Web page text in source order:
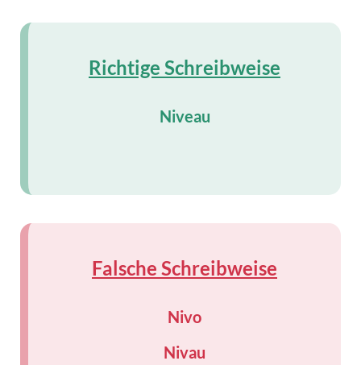
Richtige Schreibweise
Niveau
Falsche Schreibweise
Nivo
Nivau